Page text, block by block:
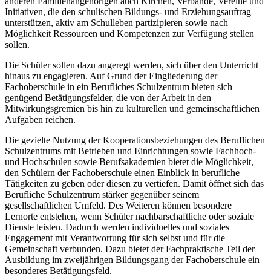
Initiativen, die den schulischen Bildungs- und Erziehungsauftrag
unterstützen, aktiv am Schulleben partizipieren sowie nach
Möglichkeit Ressourcen und Kompetenzen zur Verfügung stellen
sollen.
Die Schüler sollen dazu angeregt werden, sich über den Unterricht
hinaus zu engagieren. Auf Grund der Eingliederung der
Fachoberschule in ein Berufliches Schulzentrum bieten sich
genügend Betätigungsfelder, die von der Arbeit in den
Mitwirkungsgremien bis hin zu kulturellen und gemeinschaftlichen
Aufgaben reichen.
Die gezielte Nutzung der Kooperationsbeziehungen des Beruflichen
Schulzentrums mit Betrieben und Einrichtungen sowie Fachhoch-
und Hochschulen sowie Berufsakademien bietet die Möglichkeit,
den Schülern der Fachoberschule einen Einblick in berufliche
Tätigkeiten zu geben oder diesen zu vertiefen. Damit öffnet sich das
Berufliche Schulzentrum stärker gegenüber seinem
gesellschaftlichen Umfeld. Des Weiteren können besondere
Lernorte entstehen, wenn Schüler nachbarschaftliche oder soziale
Dienste leisten. Dadurch werden individuelles und soziales
Engagement mit Verantwortung für sich selbst und für die
Gemeinschaft verbunden. Dazu bietet der Fachpraktische Teil der
Ausbildung im zweijährigen Bildungsgang der Fachoberschule ein
besonderes Betätigungsfeld.